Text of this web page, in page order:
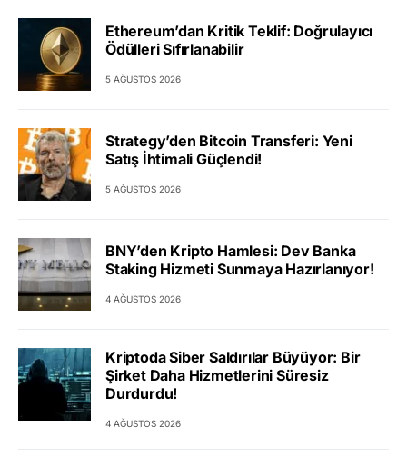
Ethereum’dan Kritik Teklif: Doğrulayıcı
Ödülleri Sıfırlanabilir
5 AĞUSTOS 2026
Strategy’den Bitcoin Transferi: Yeni
Satış İhtimali Güçlendi!
5 AĞUSTOS 2026
BNY’den Kripto Hamlesi: Dev Banka
Staking Hizmeti Sunmaya Hazırlanıyor!
4 AĞUSTOS 2026
Kriptoda Siber Saldırılar Büyüyor: Bir
Şirket Daha Hizmetlerini Süresiz
Durdurdu!
4 AĞUSTOS 2026